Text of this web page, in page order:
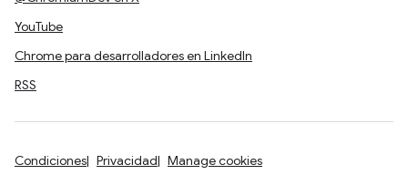
YouTube
Chrome para desarrolladores en LinkedIn
RSS
Condiciones Privacidad Manage cookies